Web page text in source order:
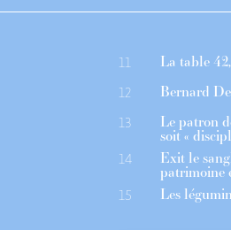
11 La table
12 Bernard
13 Le patron
soit «
14 Exit le
patrimoine
15 Les